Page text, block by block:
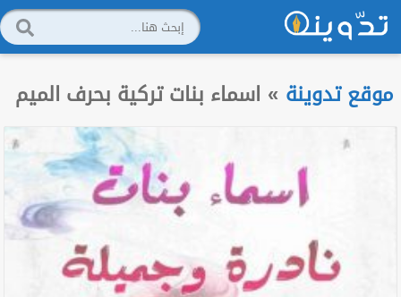
موقع تدوينة » اسماء بنات تركية بحرف الميم